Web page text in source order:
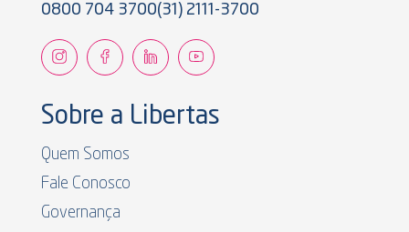
0800 704 3700(31) 2111-3700
Sobre a Libertas
Quem Somos
Fale Conosco
Governança